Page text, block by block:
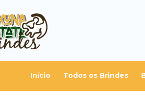
Início Todos os Brindes